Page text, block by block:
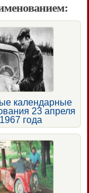
календарные
23 апреля
1967 года